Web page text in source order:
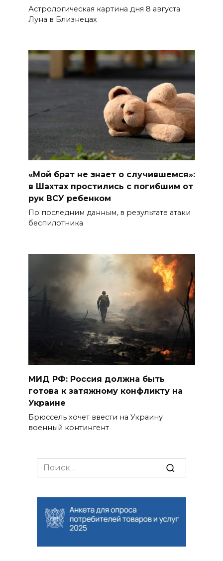
Астрологическая картина дня 8 августа
Луна в Близнецах
«Мой брат не знает о случившемся»:
в Шахтах простились с погибшим от
рук ВСУ ребенком
По последним данным, в результате атаки
беспилотника
МИД РФ: Россия должна быть
готова к затяжному конфликту на
Украине
Брюссель хочет ввести на Украину
военный контингент
Search
for: